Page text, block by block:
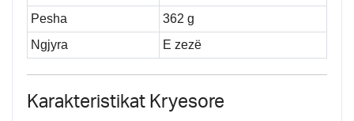
Pesha
362 g
Ngjyra
E zezë
Karakteristikat Kryesore